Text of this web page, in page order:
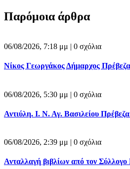
Παρόμοια άρθρα
06/08/2026, 7:18 μμ | 0 σχόλια
Νίκος Γεωργάκος Δήμαρχος
06/08/2026, 5:30 μμ | 0 σχόλια
Αντιύλη. Ι. Ν. Αγ. Βασιλείου
06/08/2026, 2:39 μμ | 0 σχόλια
Ανταλλαγή βιβλίων από τον Σύλλογο